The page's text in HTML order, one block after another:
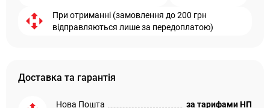
При отриманні (замовлення до 200 грн
відправляються лише за передоплатою)
Доставка та гарантія
Нова Пошта за тарифами НП